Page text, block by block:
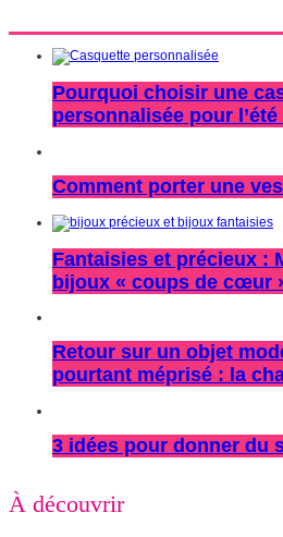
Pourquoi choisir une
personnalisée pour l’été
Comment porter une
Fantaisies et précieux :
bijoux « coups de cœur
Retour sur un objet
pourtant méprisé : la
3 idées pour donner du
À découvrir